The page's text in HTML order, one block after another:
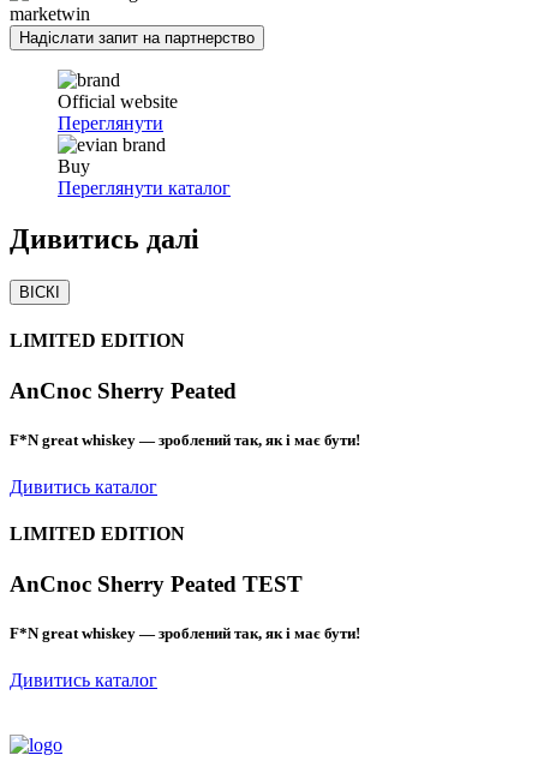
marketwin
Надіслати запит на партнерство
Official website
Переглянути
Buy
Переглянути каталог
Дивитись далі
ВІСКІ
LIMITED EDITION
AnCnoc Sherry Peated
F*N great whiskey — зроблений так, як і має бути!
Дивитись каталог
LIMITED EDITION
AnCnoc Sherry Peated TEST
F*N great whiskey — зроблений так, як і має бути!
Дивитись каталог